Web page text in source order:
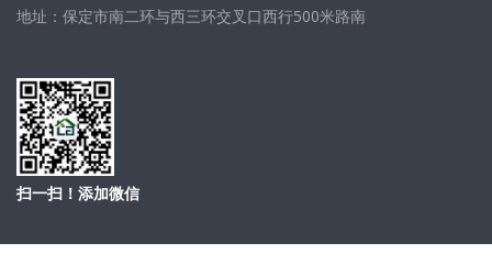
地址：保定市南二环与西三环交叉口西行500米路南
扫一扫！添加微信